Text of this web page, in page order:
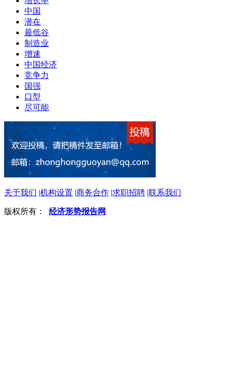
中国
潜在
最低谷
制造业
增速
中国经济
竞争力
国强
口型
尽可能
关于我们 |机构设置 |商务合作 |求职招聘 |联系我们
版权所有： 经济形势报告网